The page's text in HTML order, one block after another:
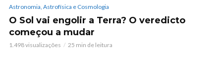
Astronomia, Astrofísica e Cosmologia
O Sol vai engolir a Terra? O veredicto
começou a mudar
1.498 visualizações 25 min de leitura